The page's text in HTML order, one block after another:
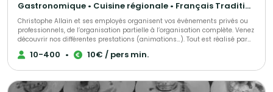
Gastronomique • Cuisine régionale • Français Traditionnel
Christophe Allain et ses employés organisent vos événements privés ou
professionnels, de l’organisation partielle à l’organisation complète. Venez
découvrir nos différentes prestations (animations…). Tout est réalisé par
notre équipe.
10-400 • 10€ / pers min.